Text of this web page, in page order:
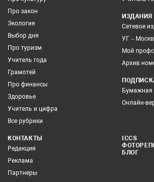
Про закон
Экология
Выбор дня
Про туризм
Учитель года
Грамотей
Про финансы
Здоровье
Учитель и цифра
Все рубрики
ИЗДАНИЯ
Сетевое
УГ –
Мой
Архив
Бумажная
Онлайн-
КОНТАКТЫ
Редакция
Реклама
Партнеры
ICCS
БЛОГ